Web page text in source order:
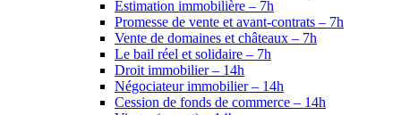
Estimation immobilière – 7h
Promesse de vente et avant-contrats – 7h
Vente de domaines et châteaux – 7h
Le bail réel et solidaire – 7h
Droit immobilier – 14h
Négociateur immobilier – 14h
Cession de fonds de commerce – 14h